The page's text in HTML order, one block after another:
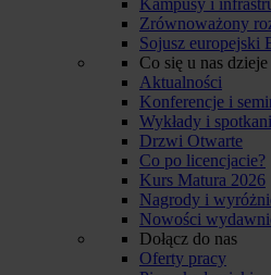
Zrównoważony
Sojusz europejski
Co się u nas dzieje
Aktualności
Konferencje i
Wykłady i
Drzwi Otwarte
Co po licencjacie?
Kurs Matura 2026
Nagrody i
Nowości
Dołącz do nas
Oferty pracy